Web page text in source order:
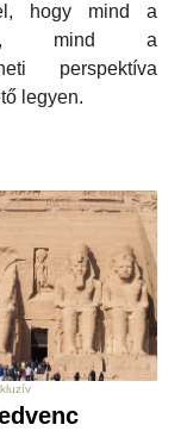
hogy mind a
mind a
perspektíva
legyen.